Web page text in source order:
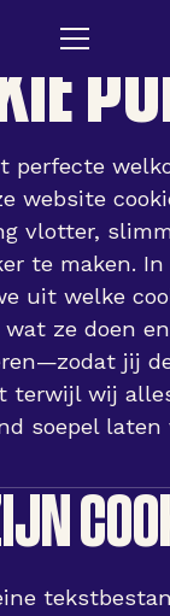
perfecte
website
vlotter,
te maken.
uit welke
wat ze doen
jij
terwijl wij
soepel laten